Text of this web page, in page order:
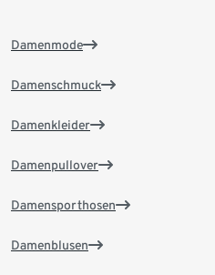
Damenmode
Damenschmuck
Damenkleider
Damenpullover
Damensporthosen
Damenblusen